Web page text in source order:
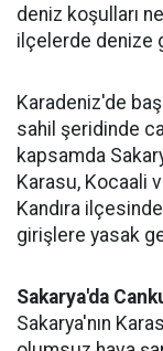
deniz koşulları
ilçelerde denize
Karadeniz'de
sahil şeridinde
kapsamda
Karasu, Kocaali
Kandıra
girişlere yasak
Sakarya'da
Sakarya'nın